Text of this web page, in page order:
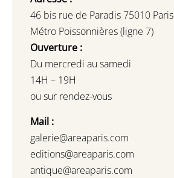
46 bis rue de Paradis 75010 Paris
Métro Poissonnières (ligne 7)
Ouverture :
Du mercredi au samedi
14H – 19H
ou sur rendez-vous
Mail :
galerie@areaparis.com
editions@areaparis.com
antique@areaparis.com